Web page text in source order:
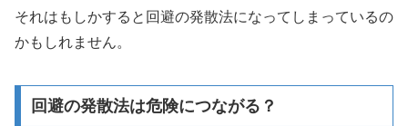
それはもしかすると回避の発散法になってしまっているの
かもしれません。
回避の発散法は危険につながる？